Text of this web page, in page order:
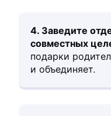
4. Заведите
совместных
подарки
и объединяет.